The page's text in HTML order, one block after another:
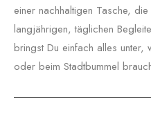
einer nachhaltigen Tasche,
langjährigen, täglichen
bringst Du einfach alles unter,
oder beim Stadtbummel